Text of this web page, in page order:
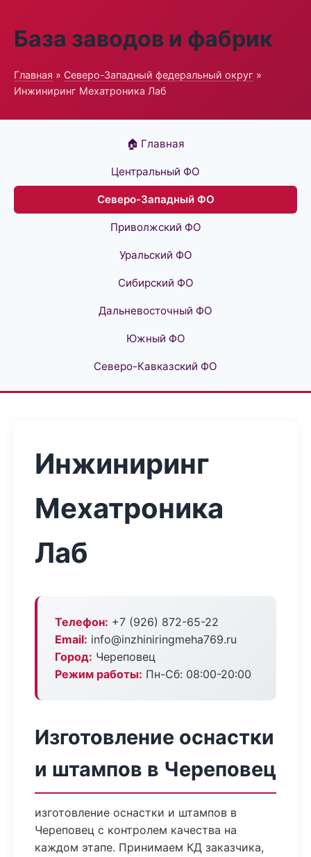
База заводов и фабрик
Главная » Северо-Западный федеральный округ »
Инжиниринг Мехатроника Лаб
🏠 Главная
Центральный ФО
Северо-Западный ФО
Приволжский ФО
Уральский ФО
Сибирский ФО
Дальневосточный ФО
Южный ФО
Северо-Кавказский ФО
Инжиниринг
Мехатроника
Лаб
Телефон: +7 (926) 872-65-22
Email: info@inzhiniringmeha769.ru
Город: Череповец
Режим работы: Пн-Сб: 08:00-20:00
Изготовление оснастки
и штампов в Череповец
изготовление оснастки и штампов в
Череповец с контролем качества на
каждом этапе. Принимаем КД заказчика,